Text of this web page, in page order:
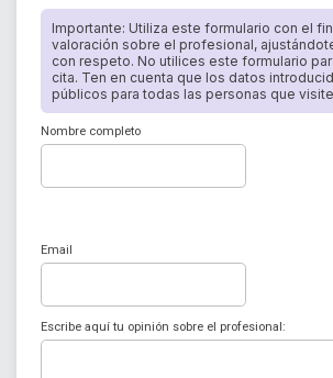
Importante: Utiliza este formulario con el
valoración sobre el profesional,
con respeto. No utilices este formulario
cita. Ten en cuenta que los datos
públicos para todas las personas que
Nombre completo
Email
Escribe aquí tu opinión sobre el profesional: